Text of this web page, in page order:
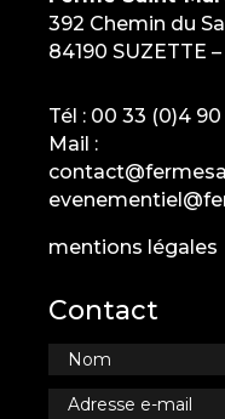
392 Chemin du
84190 SUZETTE
Tél : 00 33 (0)4
Mail :
mentions légales
Contact